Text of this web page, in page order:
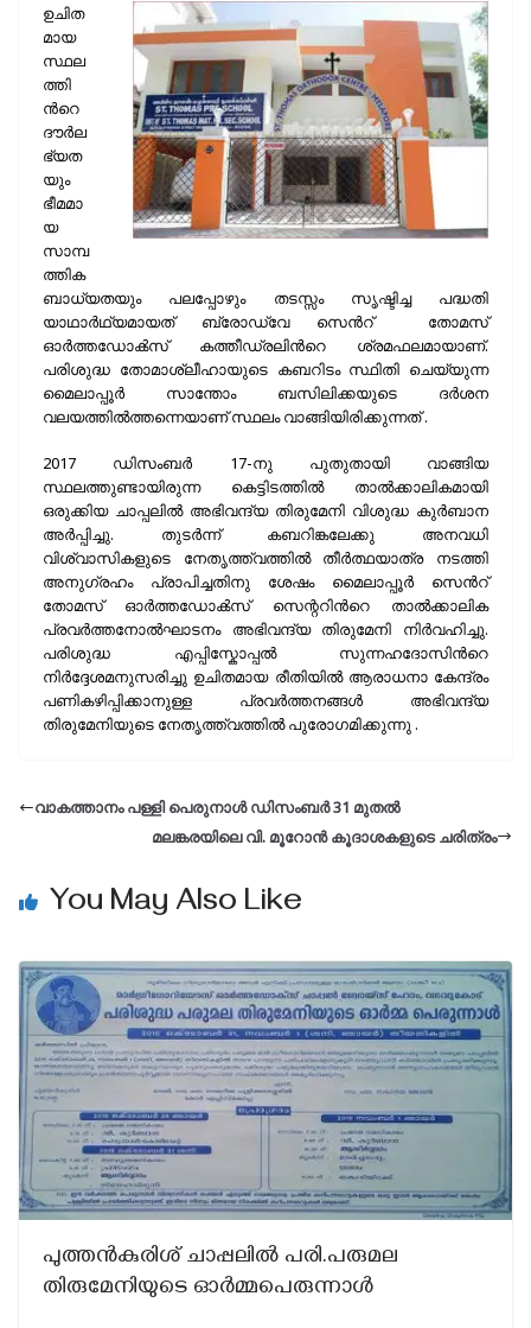
ഉചിത
മായ
സ്ഥല
ത്തി
ന്‍റെ
ദൗർല
ഭ്യത
യും
ഭീമമാ
യ
സാമ്പ
ത്തിക
ബാധ്യതയും പലപ്പോഴും തടസ്സം സൃഷ്ടിച്ച പദ്ധതി
യാഥാർഥ്യമായത് ബ്രോഡ്‌വേ സെന്‍റ് തോമസ്
ഓർത്തഡോൿസ് കത്തീഡ്രലിന്‍റെ ശ്രമഫലമായാണ്.
പരിശുദ്ധ തോമാശ്ലീഹായുടെ കബറിടം സ്ഥിതി ചെയ്യുന്ന
മൈലാപ്പൂർ സാന്തോം ബസിലിക്കയുടെ ദർശന
വലയത്തിൽത്തന്നെയാണ് സ്ഥലം വാങ്ങിയിരിക്കുന്നത് .
2017 ഡിസംബർ 17-നു പുതുതായി വാങ്ങിയ
സ്ഥലത്തുണ്ടായിരുന്ന കെട്ടിടത്തിൽ താൽക്കാലികമായി
ഒരുക്കിയ ചാപ്പലിൽ അഭിവന്ദ്യ തിരുമേനി വിശുദ്ധ കുർബാന
അർപ്പിച്ചു. തുടർന്ന് കബറിങ്കലേക്കു അനവധി
വിശ്വാസികളുടെ നേതൃത്ത്വത്തിൽ തീർത്ഥയാത്ര നടത്തി
അനുഗ്രഹം പ്രാപിച്ചതിനു ശേഷം മൈലാപ്പൂർ സെന്‍റ്
തോമസ് ഓർത്തഡോൿസ് സെന്ററിന്‍റെ താൽക്കാലിക
പ്രവർത്തനോൽഘാടനം അഭിവന്ദ്യ തിരുമേനി നിർവഹിച്ചു.
പരിശുദ്ധ എപ്പിസ്കോപ്പൽ സുന്നഹദോസിന്‍റെ
നിർദ്ദേശമനുസരിച്ചു ഉചിതമായ രീതിയിൽ ആരാധനാ കേന്ദ്രം
പണികഴിപ്പിക്കാനുള്ള പ്രവർത്തനങ്ങൾ അഭിവന്ദ്യ
തിരുമേനിയുടെ നേതൃത്ത്വത്തിൽ പുരോഗമിക്കുന്നു .
വാകത്താനം പള്ളി പെരുനാൾ ഡിസംബർ 31 മുതൽ
മലങ്കരയിലെ വി. മൂറോൻ കൂദാശകളുടെ ചരിത്രം
You May Also Like
പുത്തന്‍കുരിശ് ചാപ്പലില്‍ പരി.പരുമല
തിരുമേനിയുടെ ഓര്‍മ്മപെരുന്നാള്‍